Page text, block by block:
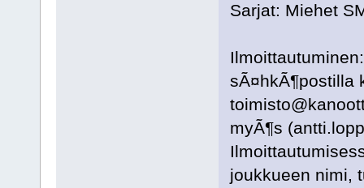
Sarjat: Miehet
sÃ¤hkÃ¶postilla
myÃ¶s
joukkueen nimi,